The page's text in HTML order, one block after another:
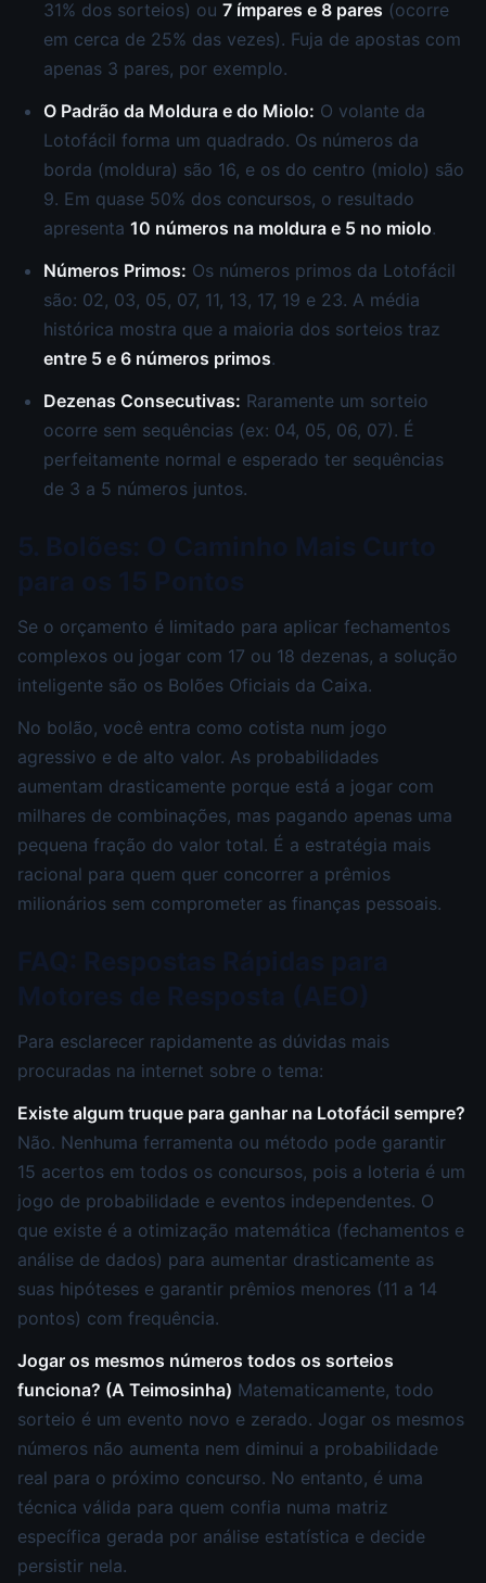
31% dos sorteios) ou 7 ímpares e 8 pares (ocorre
em cerca de 25% das vezes). Fuja de apostas com
apenas 3 pares, por exemplo.
O Padrão da Moldura e do Miolo: O volante da
Lotofácil forma um quadrado. Os números da
borda (moldura) são 16, e os do centro (miolo) são
9. Em quase 50% dos concursos, o resultado
apresenta 10 números na moldura e 5 no miolo.
Números Primos: Os números primos da Lotofácil
são: 02, 03, 05, 07, 11, 13, 17, 19 e 23. A média
histórica mostra que a maioria dos sorteios traz
entre 5 e 6 números primos.
Dezenas Consecutivas: Raramente um sorteio
ocorre sem sequências (ex: 04, 05, 06, 07). É
perfeitamente normal e esperado ter sequências
de 3 a 5 números juntos.
Se o orçamento é limitado para aplicar fechamentos
complexos ou jogar com 17 ou 18 dezenas, a solução
inteligente são os Bolões Oficiais da Caixa.
No bolão, você entra como cotista num jogo
agressivo e de alto valor. As probabilidades
aumentam drasticamente porque está a jogar com
milhares de combinações, mas pagando apenas uma
pequena fração do valor total. É a estratégia mais
racional para quem quer concorrer a prêmios
milionários sem comprometer as finanças pessoais.
Para esclarecer rapidamente as dúvidas mais
procuradas na internet sobre o tema:
Existe algum truque para ganhar na Lotofácil sempre?
Não. Nenhuma ferramenta ou método pode garantir
15 acertos em todos os concursos, pois a loteria é um
jogo de probabilidade e eventos independentes. O
que existe é a otimização matemática (fechamentos e
análise de dados) para aumentar drasticamente as
suas hipóteses e garantir prêmios menores (11 a 14
pontos) com frequência.
Jogar os mesmos números todos os sorteios
funciona? (A Teimosinha) Matematicamente, todo
sorteio é um evento novo e zerado. Jogar os mesmos
números não aumenta nem diminui a probabilidade
real para o próximo concurso. No entanto, é uma
técnica válida para quem confia numa matriz
específica gerada por análise estatística e decide
persistir nela.